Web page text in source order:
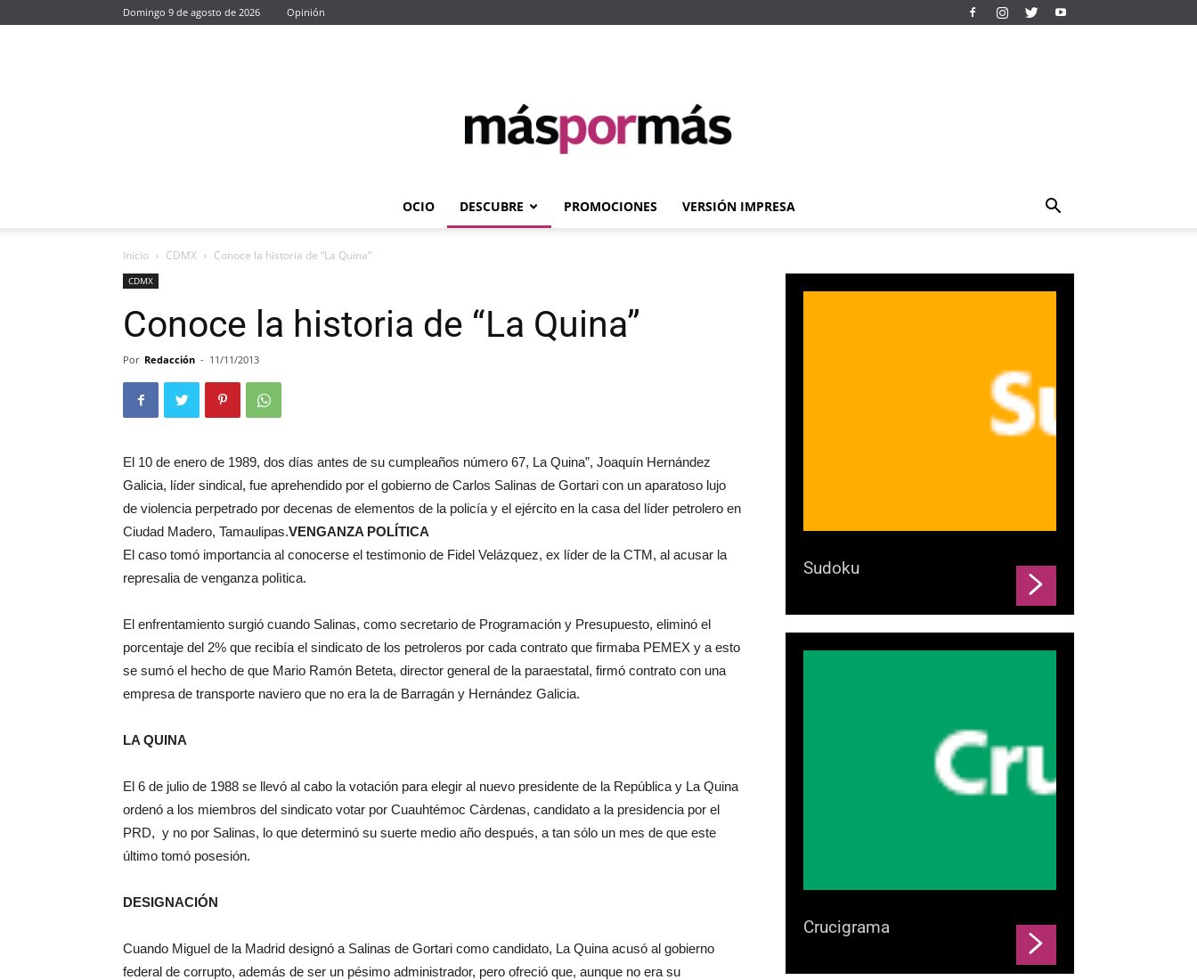
Domingo 9 de agosto de 2026 Opinión
Máspormás
OCIO DESCUBRE PROMOCIONES VERSIÓN IMPRESA
Inicio CDMX Conoce la historia de “La Quina”
CDMX
Conoce la historia de “La Quina”
Por Redacción - 11/11/2013
El 10 de enero de 1989, dos días antes de su cumpleaños número 67, La Quina”, Joaquín Hernández
Galicia, líder sindical, fue aprehendido por el gobierno de Carlos Salinas de Gortari con un aparatoso lujo
de violencia perpetrado por decenas de elementos de la policía y el ejército en la casa del líder petrolero en
Ciudad Madero, Tamaulipas.VENGANZA POLÍTICA
El caso tomó importancia al conocerse el testimonio de Fidel Velázquez, ex líder de la CTM, al acusar la
represalia de venganza polìtica.
El enfrentamiento surgió cuando Salinas, como secretario de Programación y Presupuesto, eliminó el
porcentaje del 2% que recibía el sindicato de los petroleros por cada contrato que firmaba PEMEX y a esto
se sumó el hecho de que Mario Ramón Beteta, director general de la paraestatal, firmó contrato con una
empresa de transporte naviero que no era la de Barragán y Hernández Galicia.
LA QUINA
El 6 de julio de 1988 se llevó al cabo la votación para elegir al nuevo presidente de la República y La Quina
ordenó a los miembros del sindicato votar por Cuauhtémoc Càrdenas, candidato a la presidencia por el
PRD, y no por Salinas, lo que determinó su suerte medio año después, a tan sólo un mes de que este
último tomó posesión.
DESIGNACIÓN
Cuando Miguel de la Madrid designó a Salinas de Gortari como candidato, La Quina acusó al gobierno
federal de corrupto, además de ser un pésimo administrador, pero ofreció que, aunque no era su
Sudoku
Crucigrama